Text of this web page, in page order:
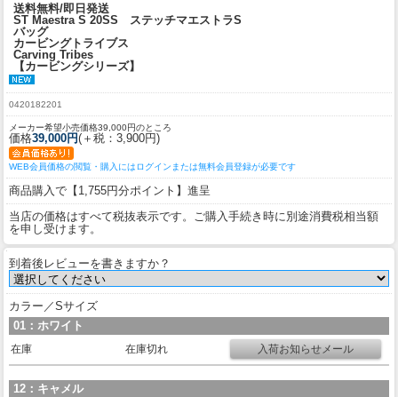
送料無料/即日発送
ST Maestra S 20SS ステッチマエストラS
バッグ
カービングトライブス
Carving Tribes
【カービングシリーズ】
0420182201
メーカー希望小売価格39,000円のところ
価格39,000円(＋税：3,900円)
WEB会員価格の閲覧・購入にはログインまたは無料会員登録が必要です
商品購入で【1,755円分ポイント】進呈
当店の価格はすべて税抜表示です。ご購入手続き時に別途消費税相当額
を申し受けます。
到着後レビューを書きますか？
カラー／Sサイズ
01：ホワイト
在庫 在庫切れ
12：キャメル